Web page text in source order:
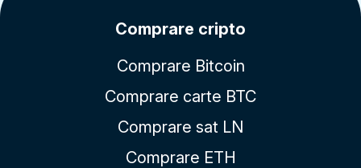
Comprare cripto
Comprare Bitcoin
Comprare carte BTC
Comprare sat LN
Comprare ETH